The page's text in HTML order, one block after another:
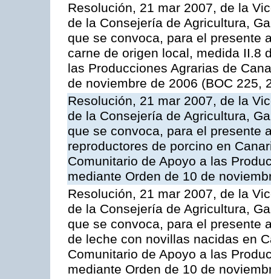
Resolución, 21 mar 2007, de la
de la Consejería de Agricultura,
que se convoca, para el presente
carne de origen local, medida II.8
las Producciones Agrarias de
de noviembre de 2006 (BOC 225,
Resolución, 21 mar 2007, de la
de la Consejería de Agricultura,
que se convoca, para el presente
reproductores de porcino en
Comunitario de Apoyo a las
mediante Orden de 10 de
Resolución, 21 mar 2007, de la
de la Consejería de Agricultura,
que se convoca, para el presente
de leche con novillas nacidas en
Comunitario de Apoyo a las
mediante Orden de 10 de